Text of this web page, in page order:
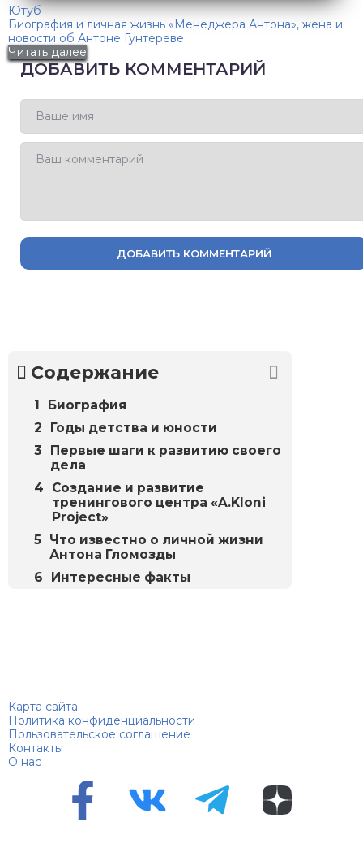
Ютуб
Биография и личная жизнь «Менеджера Антона», жена и
новости об Антоне Гунтереве
Читать далее
ДОБАВИТЬ КОММЕНТАРИЙ
ДОБАВИТЬ КОММЕНТАРИЙ
Содержание
Биография
Годы детства и юности
Первые шаги к развитию своего
дела
Создание и развитие
тренингового центра «A.Kloni
Project»
Что известно о личной жизни
Антона Гломозды
Интересные факты
Карта сайта
Политика конфиденциальности
Пользовательское соглашение
Контакты
О нас